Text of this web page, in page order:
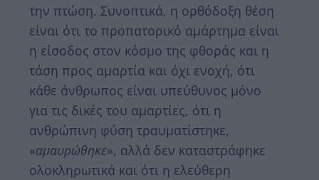
την πτώση. Συνοπτικά, η ορθόδοξη θέση
είναι ότι το προπατορικό αμάρτημα είναι
η είσοδος στον κόσμο της φθοράς και η
τάση προς αμαρτία και όχι ενοχή, ότι
κάθε άνθρωπος είναι υπεύθυνος μόνο
για τις δικές του αμαρτίες, ότι η
ανθρώπινη φύση τραυματίστηκε,
«αμαυρώθηκε», αλλά δεν καταστράφηκε
ολοκληρωτικά και ότι η ελεύθερη